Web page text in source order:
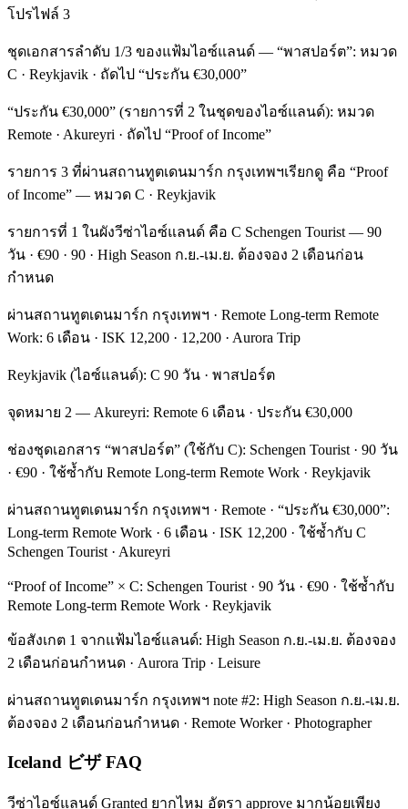
โปรไฟล์ 3
ชุดเอกสารลำดับ 1/3 ของแฟ้มไอซ์แลนด์ — “พาสปอร์ต”: หมวด
C · Reykjavik · ถัดไป “ประกัน €30,000”
“ประกัน €30,000” (รายการที่ 2 ในชุดของไอซ์แลนด์): หมวด
Remote · Akureyri · ถัดไป “Proof of Income”
รายการ 3 ที่ผ่านสถานทูตเดนมาร์ก กรุงเทพฯเรียกดู คือ “Proof
of Income” — หมวด C · Reykjavik
รายการที่ 1 ในผังวีซ่าไอซ์แลนด์ คือ C Schengen Tourist — 90
วัน · €90 · 90 · High Season ก.ย.-เม.ย. ต้องจอง 2 เดือนก่อน
กำหนด
ผ่านสถานทูตเดนมาร์ก กรุงเทพฯ · Remote Long-term Remote
Work: 6 เดือน · ISK 12,200 · 12,200 · Aurora Trip
Reykjavik (ไอซ์แลนด์): C 90 วัน · พาสปอร์ต
จุดหมาย 2 — Akureyri: Remote 6 เดือน · ประกัน €30,000
ช่องชุดเอกสาร “พาสปอร์ต” (ใช้กับ C): Schengen Tourist · 90 วัน
· €90 · ใช้ซ้ำกับ Remote Long-term Remote Work · Reykjavik
ผ่านสถานทูตเดนมาร์ก กรุงเทพฯ · Remote · “ประกัน €30,000”:
Long-term Remote Work · 6 เดือน · ISK 12,200 · ใช้ซ้ำกับ C
Schengen Tourist · Akureyri
“Proof of Income” × C: Schengen Tourist · 90 วัน · €90 · ใช้ซ้ำกับ
Remote Long-term Remote Work · Reykjavik
ข้อสังเกต 1 จากแฟ้มไอซ์แลนด์: High Season ก.ย.-เม.ย. ต้องจอง
2 เดือนก่อนกำหนด · Aurora Trip · Leisure
ผ่านสถานทูตเดนมาร์ก กรุงเทพฯ note #2: High Season ก.ย.-เม.ย.
ต้องจอง 2 เดือนก่อนกำหนด · Remote Worker · Photographer
Iceland ビザ FAQ
วีซ่าไอซ์แลนด์ Granted ยากไหม อัตรา approve มากน้อยเพียง